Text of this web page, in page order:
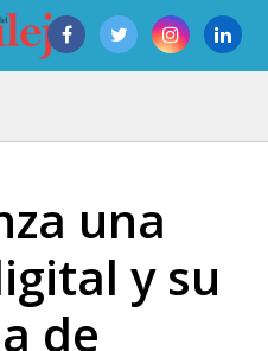
una
y su
de